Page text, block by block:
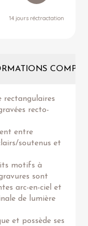
14 jours réctractation
rectangulaires
recto-
entre
soutenus et
motifs à
sont
arc-en-ciel et
de lumière
et possède ses